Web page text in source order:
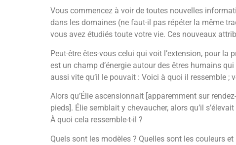
Vous commencez à voir de toutes nouvelles
dans les domaines (ne faut-il pas répéter la même
vous avez étudiés toute votre vie. Ces nouveaux
Peut-être êtes-vous celui qui voit l’extension, pour la
est un champ d’énergie autour des êtres humains
aussi vite qu’il le pouvait : Voici à quoi il ressemble ;
Alors qu’Élie ascensionnait [apparemment sur
pieds]. Élie semblait y chevaucher, alors qu’il
À quoi cela ressemble-t-il ?
Quels sont les modèles ? Quelles sont les couleurs